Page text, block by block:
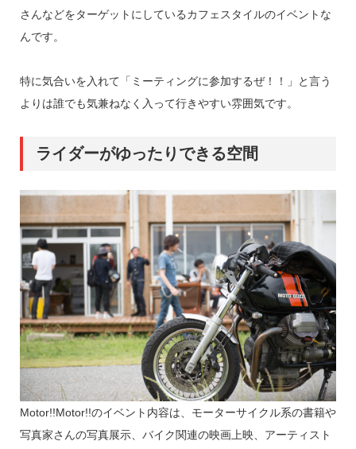
さんなどをターゲットにしているカフェスタイルのイベントな
んです。
特に気合いを入れて「ミーティングに参加するぜ！！」と言う
よりは誰でも気兼ねなく入って行きやすい雰囲気です。
ライダーがゆったりできる空間
Motor!!Motor!!のイベント内容は、モーターサイクル系の書籍や
写真家さんの写真展示、バイク関連の映画上映、アーティスト